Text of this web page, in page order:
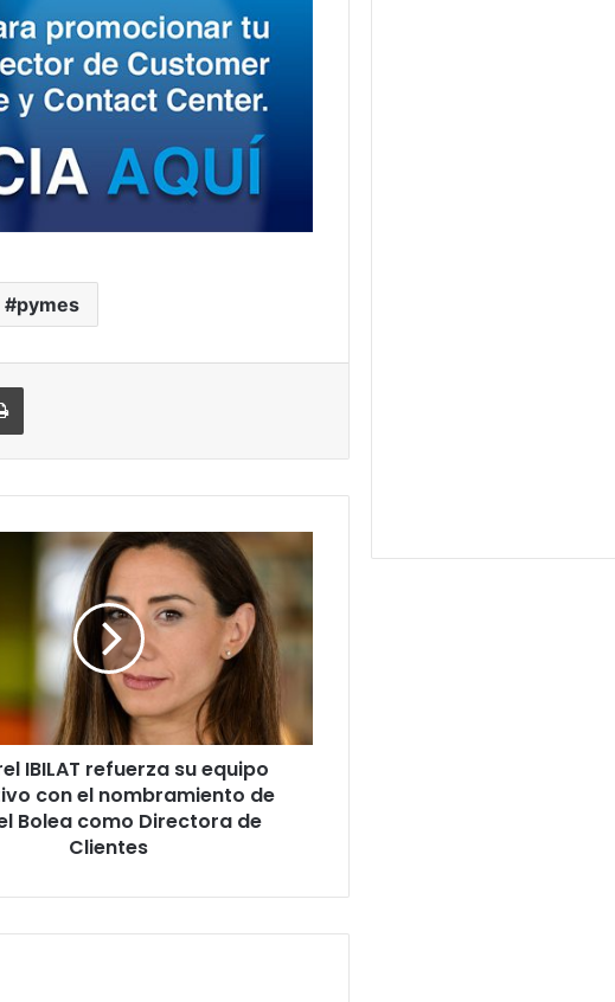
pymes
electrónico
Imprimir
IBILAT refuerza su equipo
con el nombramiento de
Bolea como Directora de
Clientes